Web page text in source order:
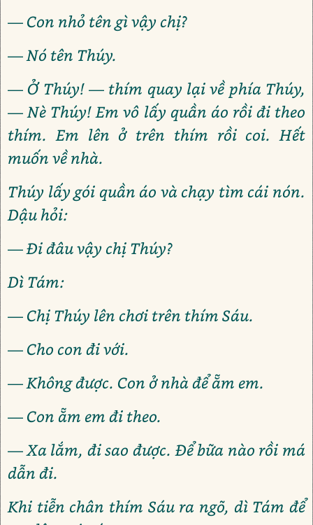
— Con nhỏ tên gì vậy chị?
— Nó tên Thúy.
— Ở Thúy! — thím quay lại về phía Thúy,
— Nè Thúy! Em vô lấy quần áo rồi đi theo
thím. Em lên ở trên thím rồi coi. Hết
muốn về nhà.
Thúy lấy gói quần áo và chạy tìm cái nón.
Dậu hỏi:
— Đi đâu vậy chị Thúy?
Dì Tám:
— Chị Thúy lên chơi trên thím Sáu.
— Cho con đi với.
— Không được. Con ở nhà để ẵm em.
— Con ẵm em đi theo.
— Xa lắm, đi sao được. Để bữa nào rồi má
dẫn đi.
Khi tiễn chân thím Sáu ra ngõ, dì Tám để